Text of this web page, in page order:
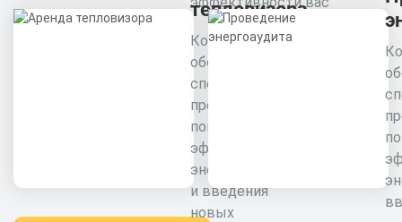
тепловизора
Комплексное
обследование
специалистами
предприятия для
повышения
эффективности
энергоресурсов
и введения
новых